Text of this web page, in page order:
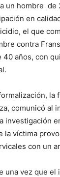
un hombre de
en
el que
contra
40 años, con
la
comunicó al
investigación
la víctima
con un
una vez que el